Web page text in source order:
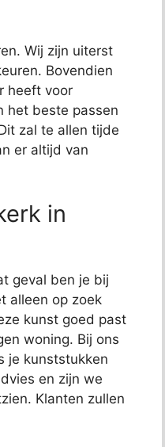
Wij zijn uiterst
Bovendien
heeft voor
het beste passen
zal te allen tijde
er altijd van
in
geval ben je bij
alleen op zoek
kunst goed past
woning. Bij ons
je kunststukken
en zijn we
Klanten zullen